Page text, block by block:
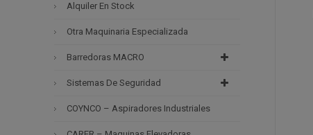
Alquiler En Stock
Otra Maquinaria Especializada
Barredoras MACRO
Sistemas De Seguridad
COYNCO – Aspiradores Industriales